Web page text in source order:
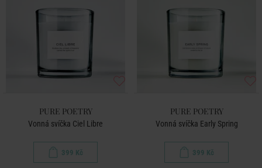
PURE POETRY
Vonná svíčka Ciel Libre
399 Kč
PURE POETRY
Vonná svíčka Early Spring
399 Kč